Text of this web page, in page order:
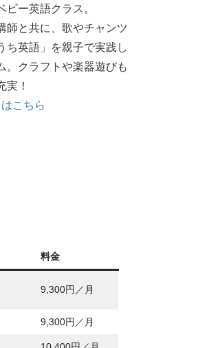
ビー英語クラス。
師と共に、歌やチャンツ
ち英語」を親子で実践し
。クラフトや楽器遊びも
実！
こちら
料金
9,300円／月
9,300円／月